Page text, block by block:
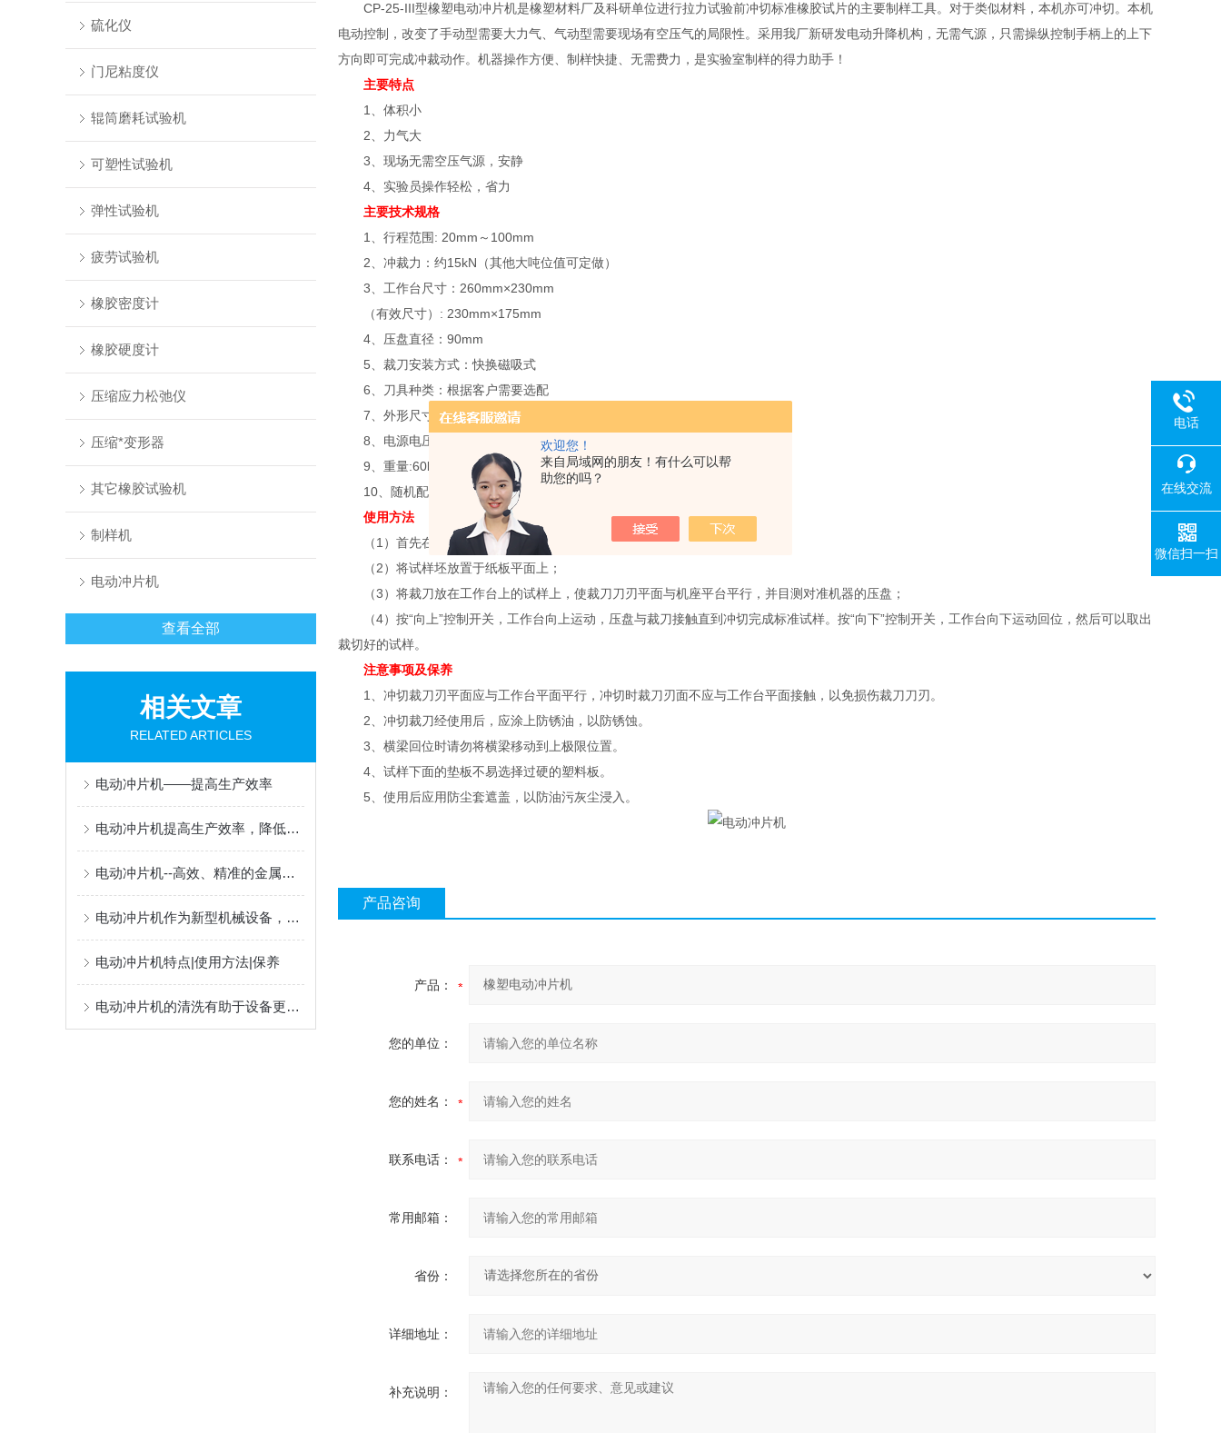
欢迎您！
来自局域网的朋友！有什么可以帮
助您的吗？
硫化仪
门尼粘度仪
辊筒磨耗试验机
可塑性试验机
弹性试验机
疲劳试验机
橡胶密度计
橡胶硬度计
压缩应力松弛仪
压缩*变形器
其它橡胶试验机
制样机
电动冲片机
查看全部
相关文章
RELATED ARTICLES
电动冲片机——提高生产效率
电动冲片机提高生产效率，降低劳动强度
电动冲片机--高效、精准的金属冲裁工具
电动冲片机作为新型机械设备，推动制造业自动化产业发展
电动冲片机特点|使用方法|保养
电动冲片机的清洗有助于设备更加高效使用
CP-25-III型橡塑电动冲片机是橡塑材料厂及科研单位进行拉力试验前冲切标准橡胶试片的主要制样工具。对于类似材料，本机亦可冲切。本机
电动控制，改变了手动型需要大力气、气动型需要现场有空压气的局限性。采用我厂新研发电动升降机构，无需气源，只需操纵控制手柄上的上下
方向即可完成冲裁动作。机器操作方便、制样快捷、无需费力，是实验室制样的得力助手！
主要特点
1、体积小
2、力气大
3、现场无需空压气源，安静
4、实验员操作轻松，省力
主要技术规格
1、行程范围: 20mm～100mm
2、冲裁力：约15kN（其他大吨位值可定做）
3、工作台尺寸：260mm×230mm
（有效尺寸）: 230mm×175mm
4、压盘直径：90mm
5、裁刀安装方式：快换磁吸式
6、刀具种类：根据客户需要选配
7、外形尺寸: 380mm×280mm×510mm
8、电源电压压:220V 50Hz
9、重量:60kg
10、随机配件：电源线1根；塑料裁刀垫板1块
使用方法
（1）首先在橡塑电动冲片机机座平台上放一厚纸板或一本废弃的厚书；
（2）将试样坯放置于纸板平面上；
（3）将裁刀放在工作台上的试样上，使裁刀刀刃平面与机座平台平行，并目测对准机器的压盘；
（4）按“向上”控制开关，工作台向上运动，压盘与裁刀接触直到冲切完成标准试样。按“向下”控制开关，工作台向下运动回位，然后可以取出
裁切好的试样。
注意事项及保养
1、冲切裁刀刃平面应与工作台平面平行，冲切时裁刀刃面不应与工作台平面接触，以免损伤裁刀刀刃。
2、冲切裁刀经使用后，应涂上防锈油，以防锈蚀。
3、横梁回位时请勿将横梁移动到上极限位置。
4、试样下面的垫板不易选择过硬的塑料板。
5、使用后应用防尘套遮盖，以防油污灰尘浸入。
产品咨询
产品：
您的单位：
您的姓名：
联系电话：
常用邮箱：
省份：
详细地址：
补充说明：
电话
在线交流
微信扫一扫